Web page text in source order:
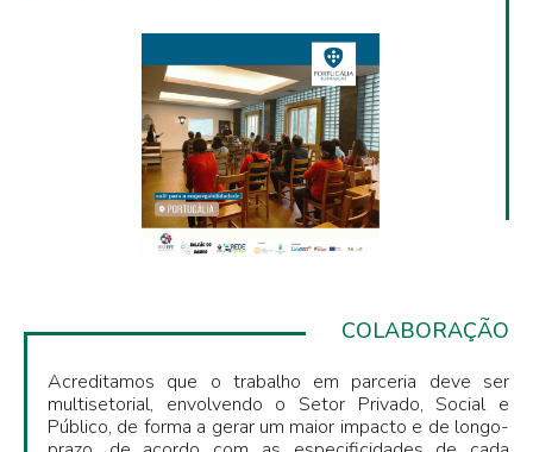
COLABORAÇÃO
Acreditamos que o trabalho em parceria deve ser
multisetorial, envolvendo o Setor Privado, Social e
Público, de forma a gerar um maior impacto e de longo-